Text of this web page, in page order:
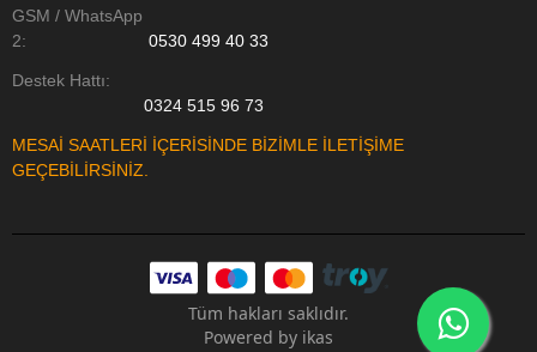
GSM / WhatsApp
2:
0530 499 40 33
Destek Hattı:
0324 515 96 73
MESAİ SAATLERİ İÇERİSİNDE BİZİMLE İLETİŞİME
GEÇEBİLİRSİNİZ.
Tüm hakları saklıdır.
Powered by ikas